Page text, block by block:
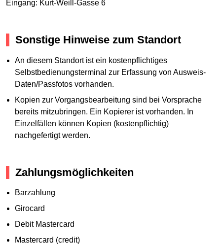
Eingang: Kurt-Weill-Gasse 6
Sonstige Hinweise zum Standort
An diesem Standort ist ein kostenpflichtiges
Selbstbedienungsterminal zur Erfassung von Ausweis-
Daten/Passfotos vorhanden.
Kopien zur Vorgangsbearbeitung sind bei Vorsprache
bereits mitzubringen. Ein Kopierer ist vorhanden. In
Einzelfällen können Kopien (kostenpflichtig)
nachgefertigt werden.
Zahlungsmöglichkeiten
Barzahlung
Girocard
Debit Mastercard
Mastercard (credit)